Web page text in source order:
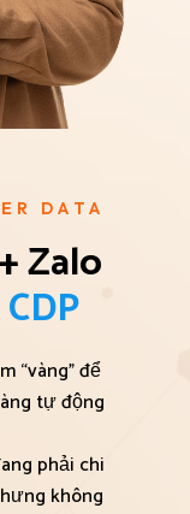
DATA
Zalo
CDP
“vàng” để
tự động
phải chi
không